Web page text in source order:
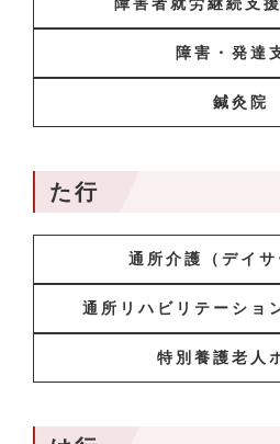
障害・発達
鍼灸院
た行
通所介護（デイサ
通所リハビリテーショ
特別養護老人